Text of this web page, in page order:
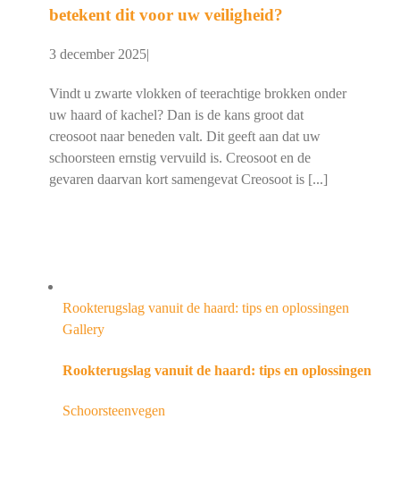
betekent dit voor uw veiligheid?
3 december 2025|
Vindt u zwarte vlokken of teerachtige brokken onder
uw haard of kachel? Dan is de kans groot dat
creosoot naar beneden valt. Dit geeft aan dat uw
schoorsteen ernstig vervuild is. Creosoot en de
gevaren daarvan kort samengevat Creosoot is [...]
Rookterugslag vanuit de haard: tips en oplossingen
Gallery
Rookterugslag vanuit de haard: tips en oplossingen
Schoorsteenvegen